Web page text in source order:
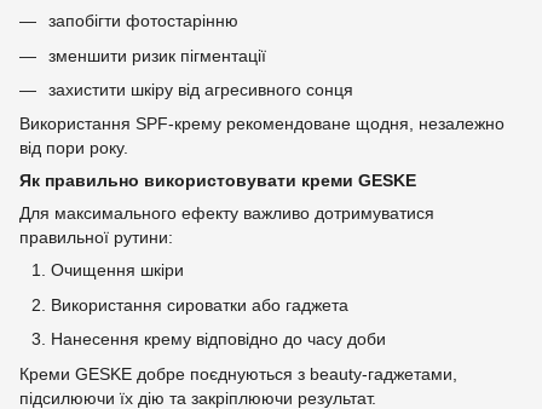
запобігти фотостарінню
зменшити ризик пігментації
захистити шкіру від агресивного сонця
Використання SPF-крему рекомендоване щодня, незалежно
від пори року.
Як правильно використовувати креми GESKE
Для максимального ефекту важливо дотримуватися
правильної рутини:
Очищення шкіри
Використання сироватки або гаджета
Нанесення крему відповідно до часу доби
Креми GESKE добре поєднуються з beauty-гаджетами,
підсилюючи їх дію та закріплюючи результат.